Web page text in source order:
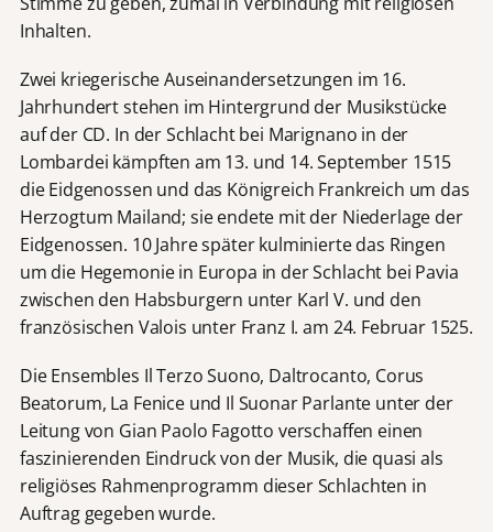
Inhalten.
Zwei kriegerische Auseinandersetzungen im 16.
Jahrhundert stehen im Hintergrund der Musikstücke
auf der CD. In der Schlacht bei Marignano in der
Lombardei kämpften am 13. und 14. September 1515
die Eidgenossen und das Königreich Frankreich um das
Herzogtum Mailand; sie endete mit der Niederlage der
Eidgenossen. 10 Jahre später kulminierte das Ringen
um die Hegemonie in Europa in der Schlacht bei Pavia
zwischen den Habsburgern unter Karl V. und den
französischen Valois unter Franz I. am 24. Februar 1525.
Die Ensembles Il Terzo Suono, Daltrocanto, Corus
Beatorum, La Fenice und Il Suonar Parlante unter der
Leitung von Gian Paolo Fagotto verschaffen einen
faszinierenden Eindruck von der Musik, die quasi als
religiöses Rahmenprogramm dieser Schlachten in
Auftrag gegeben wurde.